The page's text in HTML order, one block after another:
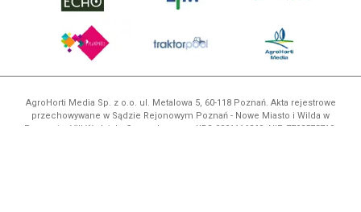
AgroHorti Media Sp. z o.o. ul. Metalowa 5, 60-118 Poznań. Akta rejestrowe
przechowywane w Sądzie Rejonowym Poznań - Nowe Miasto i Wilda w
Poznaniu, VIII Wydziale Gospodarczym, KRS 0001116269, NIP 7792573719,